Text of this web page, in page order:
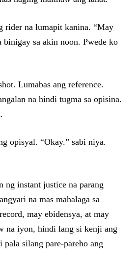
rider na lumapit kanina. “May
binigay sa akin noon. Pwede ko
Lumabas ang reference.
na hindi tugma sa opisina.
opisyal. “Okay.” sabi niya.
ng instant justice na parang
na mas mahalaga sa
may ebidensya, at may
na iyon, hindi lang si kenji ang
silang pare-pareho ang